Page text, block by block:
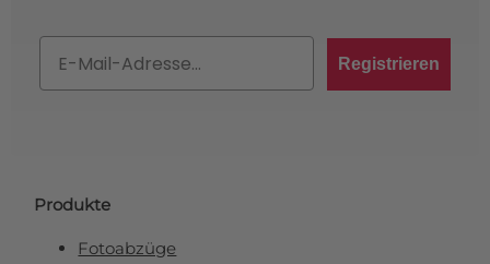
Registrieren
Produkte
Fotoabzüge